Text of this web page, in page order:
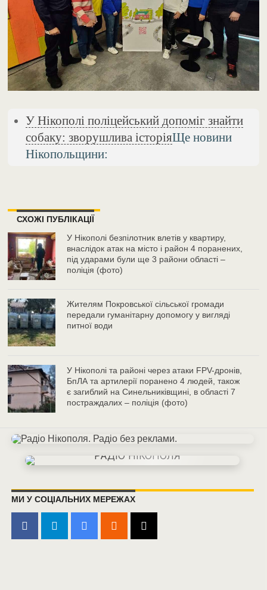
У Нікополі поліцейський допоміг знайти
собаку: зворушлива історіяЩе новини
Нікопольщини:
СХОЖІ ПУБЛІКАЦІЇ
У Нікополі безпілотник влетів у квартиру,
внаслідок атак на місто і район 4 поранених,
під ударами були ще 3 райони області –
поліція (фото)
Жителям Покровської сільської громади
передали гуманітарну допомогу у вигляді
питної води
У Нікополі та районі через атаки FPV-дронів,
БпЛА та артилерії поранено 4 людей, також
є загиблий на Синельниківщині, в області 7
постраждалих – поліція (фото)
МИ У СОЦІАЛЬНИХ МЕРЕЖАХ